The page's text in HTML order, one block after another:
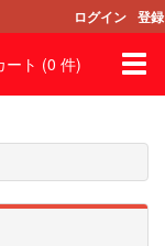
ログイン 登録
ート (0 件)